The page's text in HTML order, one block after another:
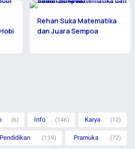
Rehan Suka Matematika
dan Juara Sempoa
(6) Info (146) Karya (12)
Pendidikan (139) Pramuka (72)